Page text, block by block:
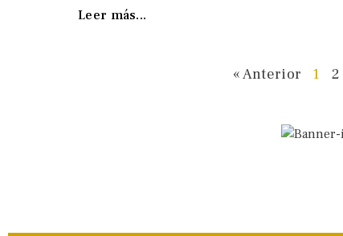
Leer más...
« Anterior 1 2